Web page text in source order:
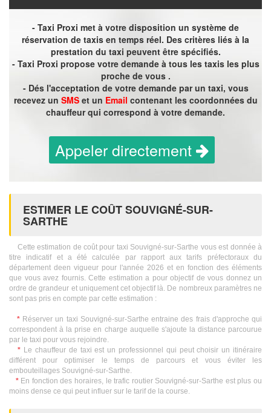
- Taxi Proxi met à votre disposition un système de
réservation de taxis en temps réel. Des critères liés à la
prestation du taxi peuvent être spécifiés.
- Taxi Proxi propose votre demande à tous les taxis les plus
proche de vous .
- Dés l'acceptation de votre demande par un taxi, vous
recevez un SMSet un Email contenant les coordonnées du
chauffeur qui correspond à votre demande.
Appeler directement
ESTIMER LE COÛT SOUVIGNÉ-SUR-
SARTHE
Cette estimation de coût pour taxi Souvigné-sur-Sarthe vous est donnée à
titre indicatif et a été calculée par rapport aux tarifs préfectoraux du
département deen vigueur pour l'année 2026 et en fonction des éléments
que vous avez fournis. Cette estimation a pour objectif de vous donnez un
ordre de grandeur et uniquement cet objectif là. De nombreux paramètres ne
sont pas pris en compte par cette estimation :
*Réserver un taxi Souvigné-sur-Sarthe entraine des frais d'approche qui
correspondent à la prise en charge auquelle s'ajoute la distance parcourue
par le taxi pour vous rejoindre.
* Le chauffeur de taxi est un professionnel qui peut choisir un itinéraire
différent pour optimiser le temps de parcours et vous éviter les
embouteillages Souvigné-sur-Sarthe.
*En fonction des horaires, le trafic routier Souvigné-sur-Sarthe est plus ou
moins dense ce qui peut influer sur le tarif de la course.